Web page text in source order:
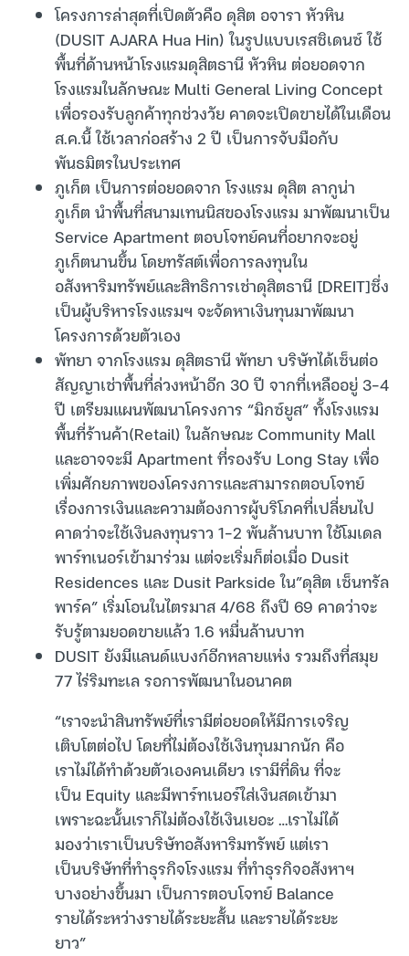
โครงการล่าสุดที่เปิดตัวคือ ดุสิต อจารา หัวหิน
(DUSIT AJARA Hua Hin) ในรูปแบบเรสซิเดนซ์ ใช้
พื้นที่ด้านหน้าโรงแรมดุสิตธานี หัวหิน ต่อยอดจาก
โรงแรมในลักษณะ Multi General Living Concept
เพื่อรองรับลูกค้าทุกช่วงวัย คาดจะเปิดขายได้ในเดือน
ส.ค.นี้ ใช้เวลาก่อสร้าง 2 ปี เป็นการจับมือกับ
พันธมิตรในประเทศ
ภูเก็ต เป็นการต่อยอดจาก โรงแรม ดุสิต ลากูน่า
ภูเก็ต นำพื้นที่สนามเทนนิสของโรงแรม มาพัฒนาเป็น
Service Apartment ตอบโจทย์คนที่อยากจะอยู่
ภูเก็ตนานขึ้น โดยทรัสต์เพื่อการลงทุนใน
อสังหาริมทรัพย์และสิทธิการเช่าดุสิตธานี [DREIT]ซึ่ง
เป็นผู้บริหารโรงแรมฯ จะจัดหาเงินทุนมาพัฒนา
โครงการด้วยตัวเอง
พัทยา จากโรงแรม ดุสิตธานี พัทยา บริษัทได้เซ็นต่อ
สัญญาเช่าพื้นที่ล่วงหน้าอีก 30 ปี จากที่เหลืออยู่ 3-4
ปี เตรียมแผนพัฒนาโครงการ “มิกซ์ยูส” ทั้งโรงแรม
พื้นที่ร้านค้า(Retail) ในลักษณะ Community Mall
และอาจจะมี Apartment ที่รองรับ Long Stay เพื่อ
เพิ่มศักยภาพของโครงการและสามารถตอบโจทย์
เรื่องการเงินและความต้องการผู้บริโภคที่เปลี่ยนไป
คาดว่าจะใช้เงินลงทุนราว 1-2 พันล้านบาท ใช้โมเดล
พาร์ทเนอร์เข้ามาร่วม แต่จะเริ่มก็ต่อเมื่อ Dusit
Residences และ Dusit Parkside ใน”ดุสิต เซ็นทรัล
พาร์ค” เริ่มโอนในไตรมาส 4/68 ถึงปี 69 คาดว่าจะ
รับรู้ตามยอดขายแล้ว 1.6 หมื่นล้านบาท
DUSIT ยังมีแลนด์แบงก์อีกหลายแห่ง รวมถึงที่สมุย
77 ไร่ริมทะเล รอการพัฒนาในอนาคต
“เราจะนำสินทรัพย์ที่เรามีต่อยอดให้มีการเจริญ
เติบโตต่อไป โดยที่ไม่ต้องใช้เงินทุนมากนัก คือ
เราไม่ได้ทำด้วยตัวเองคนเดียว เรามีที่ดิน ที่จะ
เป็น Equity และมีพาร์ทเนอร์ใส่เงินสดเข้ามา
เพราะฉะนั้นเราก็ไม่ต้องใช้เงินเยอะ …เราไม่ได้
มองว่าเราเป็นบริษัทอสังหาริมทรัพย์ แต่เรา
เป็นบริษัทที่ทำธุรกิจโรงแรม ที่ทำธุรกิจอสังหาฯ
บางอย่างขึ้นมา เป็นการตอบโจทย์ Balance
รายได้ระหว่างรายได้ระยะสั้น และรายได้ระยะ
ยาว”